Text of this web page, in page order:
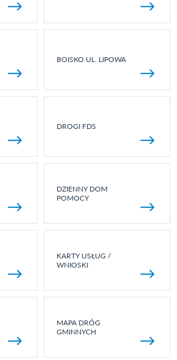
BOISKO UL. LIPOWA
DROGI FDS
DZIENNY DOM
POMOCY
KARTY USŁUG /
WNIOSKI
MAPA DRÓG
GMINNYCH